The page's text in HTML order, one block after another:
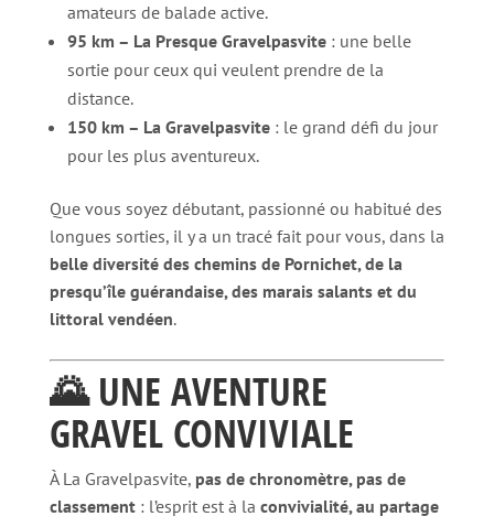
amateurs de balade active.
95 km – La Presque Gravelpasvite: une belle
sortie pour ceux qui veulent prendre de la
distance.
150 km – La Gravelpasvite: le grand défi du jour
pour les plus aventureux.
Que vous soyez débutant, passionné ou habitué des
longues sorties, il y a un tracé fait pour vous, dans la
belle diversité des chemins de Pornichet, de la
presqu’île guérandaise, des marais salants et du
littoral vendéen.
🌄 UNE AVENTURE
GRAVEL CONVIVIALE
À La Gravelpasvite, pas de chronomètre, pas de
classement: l’esprit est à la convivialité, au partage